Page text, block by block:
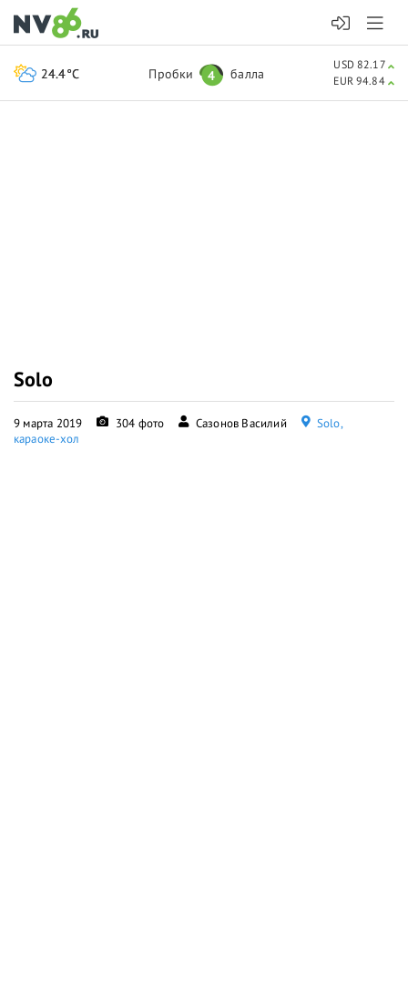
Solo
9 марта 2019 304 фото Сазонов Василий
Solo,
караоке-хол
24.4°C Пробки 4 балла
USD 82.17
EUR 94.84